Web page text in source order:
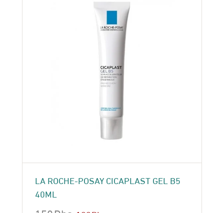
LA ROCHE-POSAY CICAPLAST GEL B5
40ML